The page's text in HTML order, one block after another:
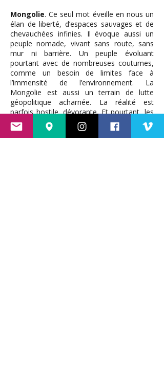
Mongolie. Ce seul mot éveille en nous un
élan de liberté, d’espaces sauvages et de
chevauchées infinies. Il évoque aussi un
peuple nomade, vivant sans route, sans
mur ni barrière. Un peuple évoluant
pourtant avec de nombreuses coutumes,
comme un besoin de limites face à
l’immensité de l’environnement. La
Mongolie est aussi un terrain de lutte
géopolitique acharnée. La réalité est
parfois hostile, dévorante. Et pourtant, les
mongols y font face avec leur éternel
sourire.